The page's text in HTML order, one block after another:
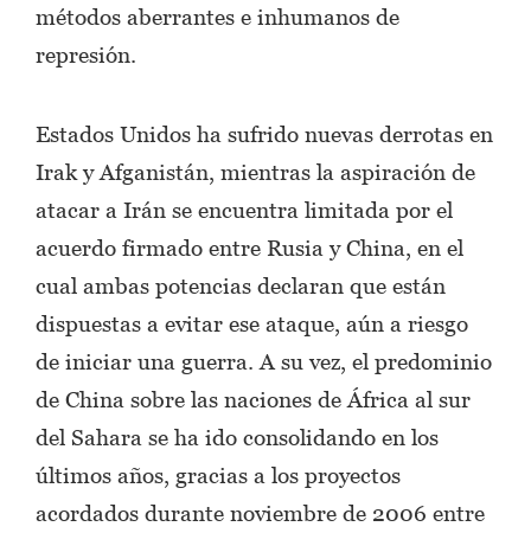
métodos aberrantes e inhumanos de
represión.
Estados Unidos ha sufrido nuevas derrotas en
Irak y Afganistán, mientras la aspiración de
atacar a Irán se encuentra limitada por el
acuerdo firmado entre Rusia y China, en el
cual ambas potencias declaran que están
dispuestas a evitar ese ataque, aún a riesgo
de iniciar una guerra. A su vez, el predominio
de China sobre las naciones de África al sur
del Sahara se ha ido consolidando en los
últimos años, gracias a los proyectos
acordados durante noviembre de 2006 entre